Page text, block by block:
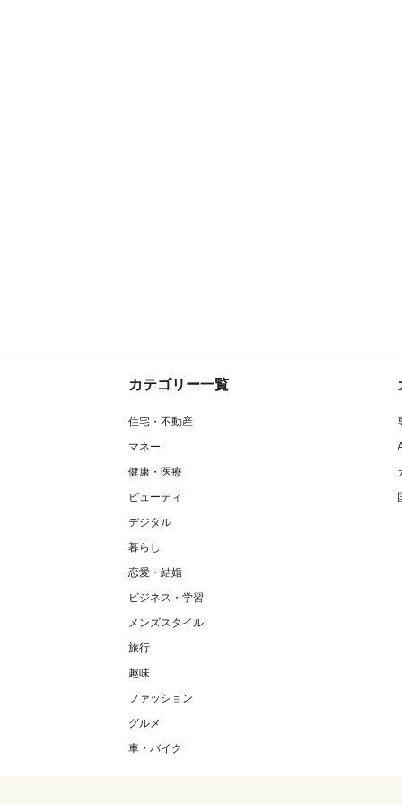
カテゴリー一覧
住宅・不動産
マネー
健康・医療
ビューティ
デジタル
暮らし
恋愛・結婚
ビジネス・学習
メンズスタイル
旅行
趣味
ファッション
グルメ
車・バイク